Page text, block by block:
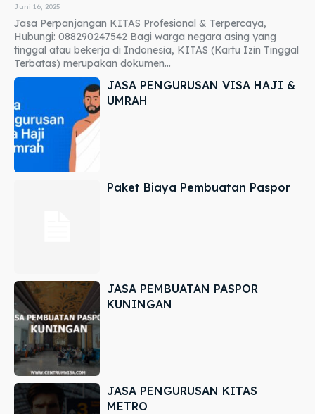
Juni 16, 2025
Jasa Perpanjangan KITAS Profesional & Terpercaya,
Hubungi: 088290247542 Bagi warga negara asing yang
tinggal atau bekerja di Indonesia, KITAS (Kartu Izin Tinggal
Terbatas) merupakan dokumen...
JASA PENGURUSAN VISA HAJI &
UMRAH
Paket Biaya Pembuatan Paspor
JASA PEMBUATAN PASPOR
KUNINGAN
JASA PENGURUSAN KITAS
METRO